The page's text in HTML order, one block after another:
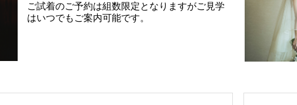
ご試着のご予約は組数限定となりますがご見学
はいつでもご案内可能です。